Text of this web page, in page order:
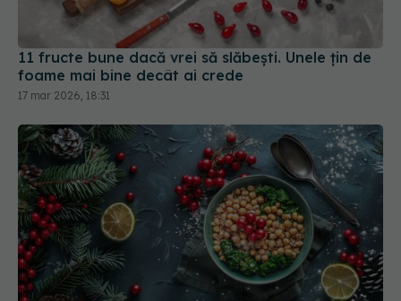
11 fructe bune dacă vrei să slăbești. Unele țin de
foame mai bine decât ai crede
17 mar 2026, 18:31